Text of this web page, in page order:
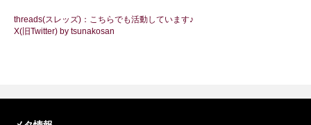
threads(スレッズ)：こちらでも活動しています♪
X(旧Twitter) by tsunakosan